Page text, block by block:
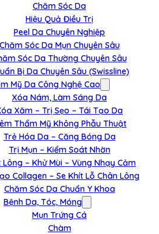
Chăm Sóc Da
Hiệu Quả Điều Trị
Peel Da Chuyên Nghiệp
Chăm Sóc Da Mụn Chuyên Sâu
Sóc Da Thường Chuyên Sâu
Bị Da Chuyên Sâu (Swissline)
Mỹ Da Công Nghệ Cao
Xóa Nám, Làm Sáng Da
Xăm – Trị Sẹo – Tái Tạo Da
Thẩm Mỹ Không Phẫu Thuật
Trẻ Hóa Da – Căng Bóng Da
Trị Mụn – Kiểm Soát Nhờn
Lông – Khử Mùi – Vùng Nhạy Cảm
Collagen – Se Khít Lỗ Chân Lông
Chăm Sóc Da Chuẩn Y Khoa
Bệnh Da, Tóc, Móng
Mụn Trứng Cá
Chàm